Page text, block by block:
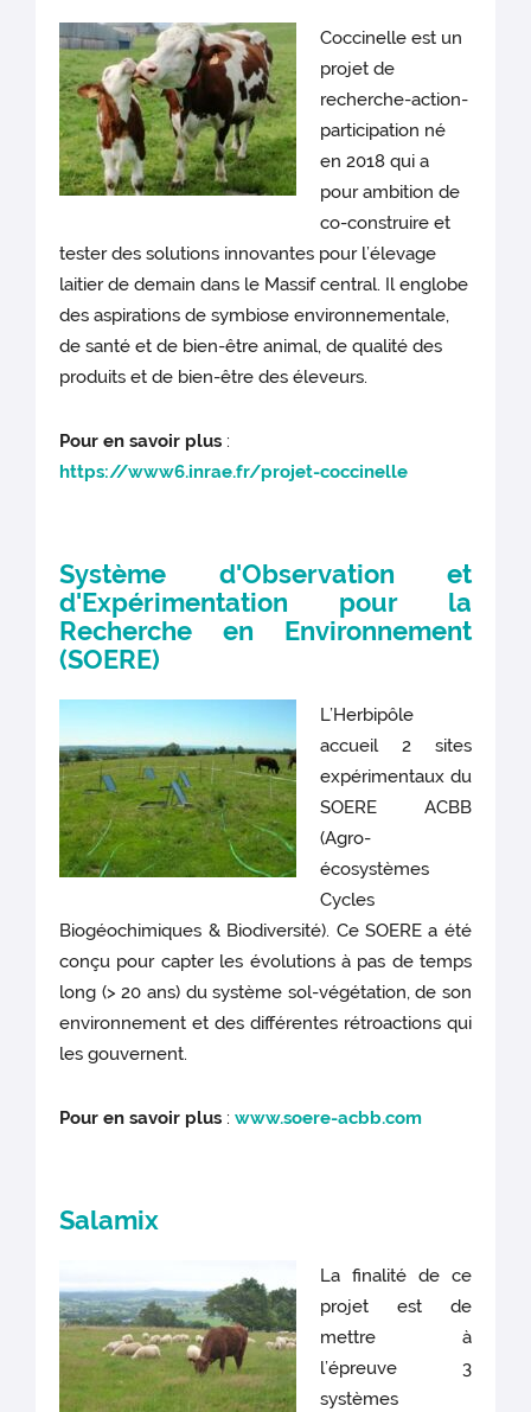
Coccinelle est un
projet de
recherche-action-
participation né
en 2018 qui a
pour ambition de
co-construire et
tester des solutions innovantes pour l’élevage
laitier de demain dans le Massif central. Il englobe
des aspirations de symbiose environnementale,
de santé et de bien-être animal, de qualité des
produits et de bien-être des éleveurs.
Pour en savoir plus :
https://www6.inrae.fr/projet-coccinelle
Système d'Observation et
d'Expérimentation pour la
Recherche en Environnement
(SOERE)
L’Herbipôle
accueil 2 sites
expérimentaux du
SOERE ACBB
(Agro-
écosystèmes
Cycles
Biogéochimiques & Biodiversité). Ce SOERE a été
conçu pour capter les évolutions à pas de temps
long (> 20 ans) du système sol-végétation, de son
environnement et des différentes rétroactions qui
les gouvernent.
Pour en savoir plus :www.soere-acbb.com
Salamix
La finalité de ce
projet est de
mettre à
l’épreuve 3
systèmes